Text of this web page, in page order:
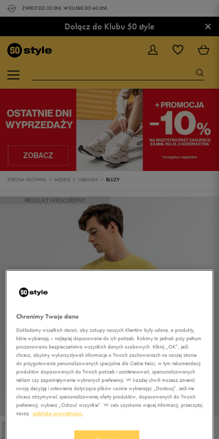
ZWROT DO 30 DNI. W KLUBIE DO 60 DNI.
Dołącz do Klubu 50 style ×
STRONA GŁÓWNA MĘSKIE UBRANIA BLUZY
PRODUKT NIEDOSTĘPNY
1/4
Chronimy Twoje dane
Dokładamy wszelkich starań, aby zakupy naszych Klientów były udane, a produkty,
które wybierają – najlepiej dopasowane do ich potrzeb. Robimy to jednak przy pełnym
poszanowaniu bezpieczeństwa wszystkich danych osobowych. Kliknij „OK”, jeśli
chcesz, abyśmy wykorzystywali informacje o Twoich zachowaniach na naszej stronie
do przygotowania personalizowanych specjalnie dla Ciebie treści, w tym rekomendacji
produktów dopasowanych do Twoich potrzeb i zainteresowań, spersonalizowanych
reklam czy zapamiętywanie wybranych preferencji. W każdej chwili możesz zmienić
swoją decyzję i ustawienia dotyczące plików cookie wybierając „Dostosuj”. Jeśli nie
chcesz otrzymywać spersonalizowanej oferty produktów, dopasowanych do Twoich
preferencji, wybierz „Odrzuć wszystkie”. W celu uzyskania więcej informacji, przeczytaj
naszą
politykę prywatności.